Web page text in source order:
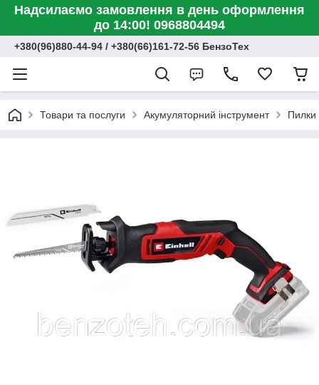
Надсилаємо замовлення в день оформлення
до 14:00! 0968804494
+380(96)880-44-94 / +380(66)161-72-56 БензоТех
Товари та послуги Акумуляторний інструмент Пилки